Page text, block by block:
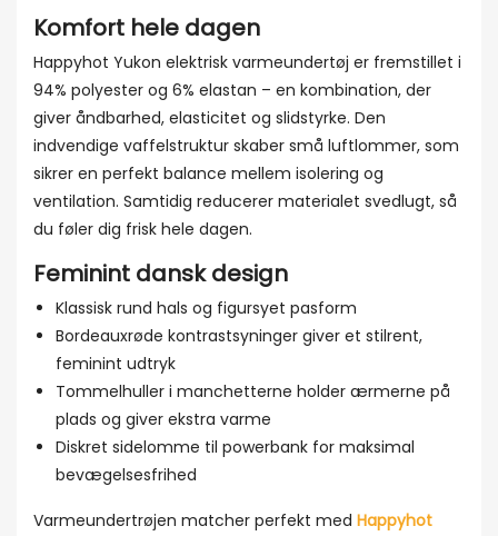
Komfort hele dagen
Happyhot Yukon elektrisk varmeundertøj er fremstillet i
94% polyester og 6% elastan – en kombination, der
giver åndbarhed, elasticitet og slidstyrke. Den
indvendige vaffelstruktur skaber små luftlommer, som
sikrer en perfekt balance mellem isolering og
ventilation. Samtidig reducerer materialet svedlugt, så
du føler dig frisk hele dagen.
Feminint dansk design
Klassisk rund hals og figursyet pasform
Bordeauxrøde kontrastsyninger giver et stilrent,
feminint udtryk
Tommelhuller i manchetterne holder ærmerne på
plads og giver ekstra varme
Diskret sidelomme til powerbank for maksimal
bevægelsesfrihed
Varmeundertrøjen matcher perfekt med Happyhot